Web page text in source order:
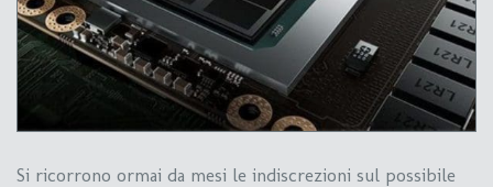
Si ricorrono ormai da mesi le indiscrezioni sul possibile